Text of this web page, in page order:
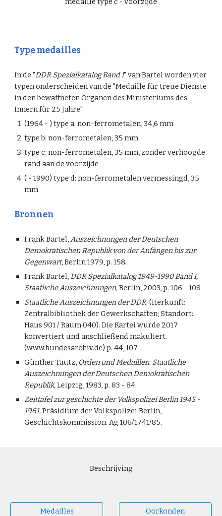
Type medailles
In de "DDR Spezialkatalog Band I" van Bartel worden vier
typen onderscheiden van de "Medaille für treue Dienste
in den bewaffneten Organen des Ministeriums des
Innern für 25 Jahre".
(1964 - ) type a: non-ferrometalen, 34,6 mm
type b: non-ferrometalen, 35 mm
type c: non-ferrometalen, 35 mm, zonder verhoogde
rand aan de voorzijde
( - 1990) type d: non-ferrometalen vermessingd, 35
mm
Bronnen
Frank Bartel,Auszeichnungen der Deutschen
Demokratischen Republik von der Anfängen bis zur
Gegenwart, Berlin 1979, p. 158.
Frank Bartel,DDR Spezialkatalog 1949-1990 Band I,
Staatliche Auszeichnungen,Berlin, 2003, p. 106 - 108.
Staatliche Auszeichnungen der DDR. (Herkunft:
Zentralbibliothek der Gewerkschaften; Standort:
Haus 901 / Raum 040). Die Kartei wurde 2017
konvertiert und anschließend makuliert.
(www.bundesarchiv.de) p. 44, 107.
Günther Tautz, Orden und Medaillen. Staatliche
Auszeichnungen der Deutschen Demokratischen
Republik,Leipzig, 1983, p. 83 - 84.
Zeittafel zur geschichte der Volkspolizei Berlin 1945 -
1961,Präsidium der Volkspolizei Berlin,
Geschichtskommission. Ag 106/1741/85.
Beschrijving
Medailles Oorkonden